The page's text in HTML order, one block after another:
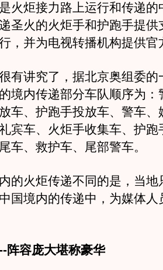
炬接力路上运行和传递的
圣火的火炬手和护跑手提供
，并为电视转播机构提供官
讲究了，据北京奥组委的
境内传递部分车队顺序为：
车、护跑手投放车、警车、
宾车、火炬手收集车、护跑
车、救护车、尾部警车。
火炬传递不同的是，当地
国境内的传递中，为媒体人
容庞大堪称豪华